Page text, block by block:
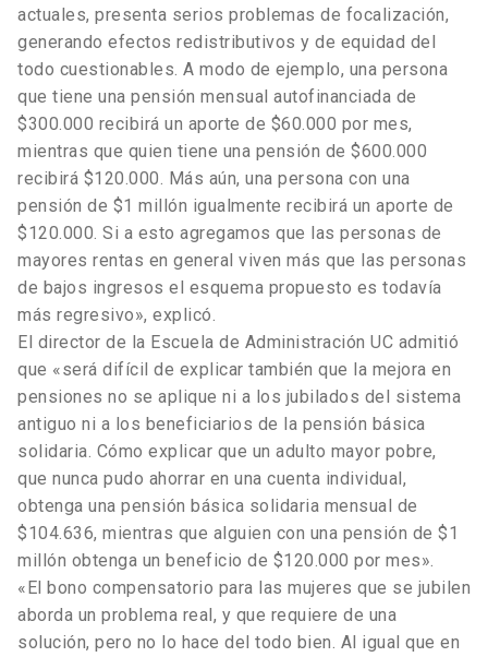
actuales, presenta serios problemas de focalización,
generando efectos redistributivos y de equidad del
todo cuestionables. A modo de ejemplo, una persona
que tiene una pensión mensual autofinanciada de
$300.000 recibirá un aporte de $60.000 por mes,
mientras que quien tiene una pensión de $600.000
recibirá $120.000. Más aún, una persona con una
pensión de $1 millón igualmente recibirá un aporte de
$120.000. Si a esto agregamos que las personas de
mayores rentas en general viven más que las personas
de bajos ingresos el esquema propuesto es todavía
más regresivo», explicó.
El director de la Escuela de Administración UC admitió
que «será difícil de explicar también que la mejora en
pensiones no se aplique ni a los jubilados del sistema
antiguo ni a los beneficiarios de la pensión básica
solidaria. Cómo explicar que un adulto mayor pobre,
que nunca pudo ahorrar en una cuenta individual,
obtenga una pensión básica solidaria mensual de
$104.636, mientras que alguien con una pensión de $1
millón obtenga un beneficio de $120.000 por mes».
«El bono compensatorio para las mujeres que se jubilen
aborda un problema real, y que requiere de una
solución, pero no lo hace del todo bien. Al igual que en